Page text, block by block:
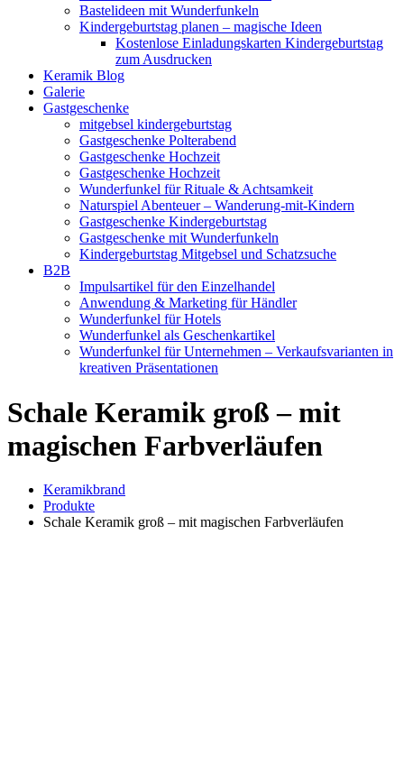
Bastelideen mit Wunderfunkeln
Kindergeburtstag planen – magische Ideen
Kostenlose Einladungskarten Kindergeburtstag
zum Ausdrucken
Keramik Blog
Galerie
Gastgeschenke
mitgebsel kindergeburtstag
Gastgeschenke Polterabend
Gastgeschenke Hochzeit
Gastgeschenke Hochzeit
Wunderfunkel für Rituale & Achtsamkeit
Naturspiel Abenteuer – Wanderung-mit-Kindern
Gastgeschenke Kindergeburtstag
Gastgeschenke mit Wunderfunkeln
Kindergeburtstag Mitgebsel und Schatzsuche
B2B
Impulsartikel für den Einzelhandel
Anwendung & Marketing für Händler
Wunderfunkel für Hotels
Wunderfunkel als Geschenkartikel
Wunderfunkel für Unternehmen – Verkaufsvarianten in
kreativen Präsentationen
Schale Keramik groß – mit
magischen Farbverläufen
Keramikbrand
Produkte
Schale Keramik groß – mit magischen Farbverläufen